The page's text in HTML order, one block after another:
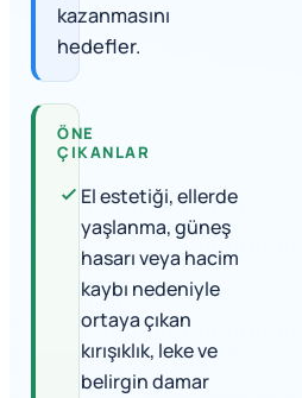
kazanmasını
hedefler.
ÖNE
ÇIKANLAR
El estetiği, ellerde
yaşlanma, güneş
hasarı veya hacim
kaybı nedeniyle
ortaya çıkan
kırışıklık, leke ve
belirgin damar